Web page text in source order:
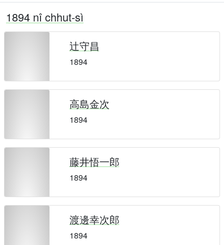
1894 nî chhut-sì
辻守昌
1894
高島金次
1894
藤井悟一郎
1894
渡邊幸次郎
1894